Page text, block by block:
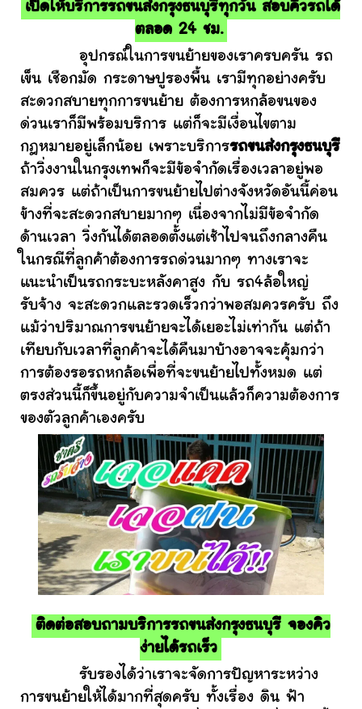
เปิดให้บริการรถขนส่งกรุงธนบุรีทุกวัน สอบคิวรถได้
ตลอด 24 ชม.
อุปกรณ์ในการขนย้ายของเราครบครัน รถ
เข็น เชือกมัด กระดาษปูรองพื้น เรามีทุกอย่างครับ
สะดวกสบายทุกการขนย้าย ต้องการหกล้อขนของ
ด่วนเราก็มีพร้อมบริการ แต่ก็จะมีเงื่อนไขตาม
กฎหมายอยู่เล็กน้อย เพราะบริการรถขนส่งกรุงธนบุรี
ถ้าวิ่งงานในกรุงเทพก็จะมีข้อจำกัดเรื่องเวลาอยู่พอ
สมควร แต่ถ้าเป็นการขนย้ายไปต่างจังหวัดอันนี้ค่อน
ข้างที่จะสะดวกสบายมากๆ เนื่องจากไม่มีข้อจำกัด
ด้านเวลา วิ่งกันได้ตลอดตั้งแต่เช้าไปจนถึงกลางคืน
ในกรณีที่ลูกค้าต้องการรถด่วนมากๆ ทางเราจะ
แนะนำเป็นรถกระบะหลังคาสูง กับ รถ4ล้อใหญ่
รับจ้าง จะสะดวกและรวดเร็วกว่าพอสมควรครับ ถึง
แม้ว่าปริมาณการขนย้ายจะได้เยอะไม่เท่ากัน แต่ถ้า
เทียบกับเวลาที่ลูกค้าจะได้คืนมาบ้างอาจจะคุ้มกว่า
การต้องรอรถหกล้อเพื่อที่จะขนย้ายไปทั้งหมด แต่
ตรงส่วนนี้ก็ขึ้นอยู่กับความจำเป็นแล้วก็ความต้องการ
ของตัวลูกค้าเองครับ
ติดต่อสอบถามบริการรถขนส่งกรุงธนบุรี จองคิว
ง่ายได้รถเร็ว
รับรองได้ว่าเราจะจัดการปัญหาระหว่าง
การขนย้ายให้ได้มากที่สุดครับ ทั้งเรื่อง ดิน ฟ้า